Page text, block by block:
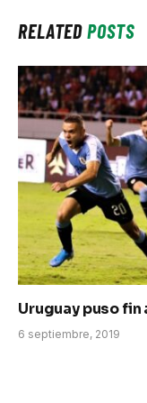
RELATEDPOSTS
Uruguay puso fin
6 septiembre, 2019